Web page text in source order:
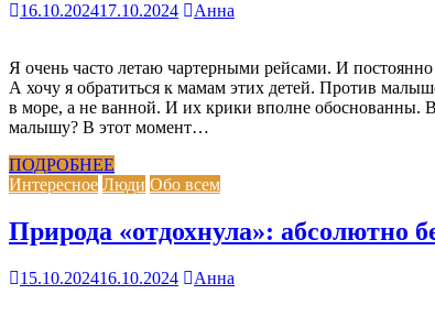
16.10.202417.10.2024 Анна
Я очень часто летаю чартерными рейсами. И
А хочу я обратиться к мамам этих детей. Против
в море, а не ванной. И их крики вполне обоснованны.
малышу? В этот момент…
ПОДРОБНЕЕ
Интересное Люди Обо всем
Природа «отдохнула»: абсолютно
15.10.202416.10.2024 Анна